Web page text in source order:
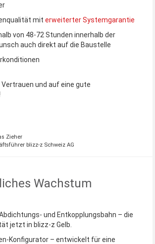
mit erweiterter Systemgarantie
von 48-72 Stunden innerhalb der
auch direkt auf die Baustelle
Vertrauen und auf eine gute
Zieher
blizz-z Schweiz AG
Wachstum
und Entkopplungsbahn – die
jetzt in blizz-z Gelb.
Konfigurator – entwickelt für eine